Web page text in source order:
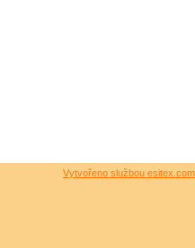
Vytvořeno službou esitex.com